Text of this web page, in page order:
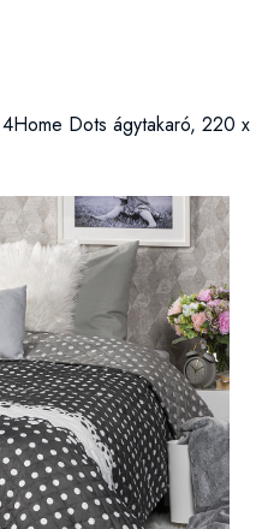
4Home Dots ágytakaró, 220 x